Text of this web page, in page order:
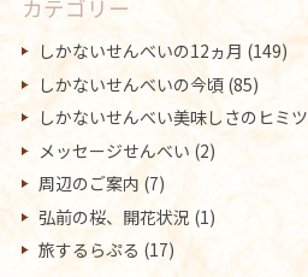
カテゴリー
しかないせんべいの12ヵ月 (149)
しかないせんべいの今頃(85)
しかないせんべい美味しさのヒミツ
メッセージせんべい (2)
周辺のご案内 (7)
弘前の桜、開花状況 (1)
旅するらぷる (17)